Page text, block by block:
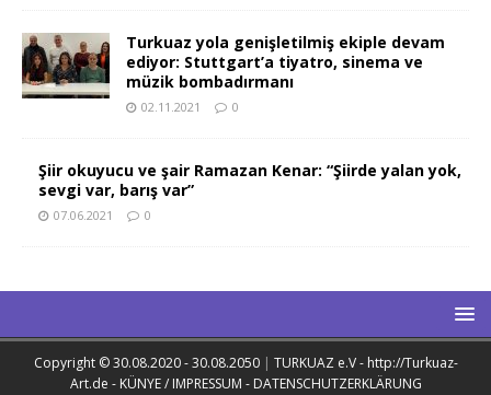
Turkuaz yola genişletilmiş ekiple devam
ediyor: Stuttgart’a tiyatro, sinema ve
müzik bombadırmanı
02.11.2021 0
Şiir okuyucu ve şair Ramazan Kenar: “Şiirde yalan yok,
sevgi var, barış var”
07.06.2021 0
Copyright © 30.08.2020 - 30.08.2050 | TURKUAZ e.V - http://Turkuaz-
Art.de - KÜNYE / IMPRESSUM - DATENSCHUTZERKLÄRUNG